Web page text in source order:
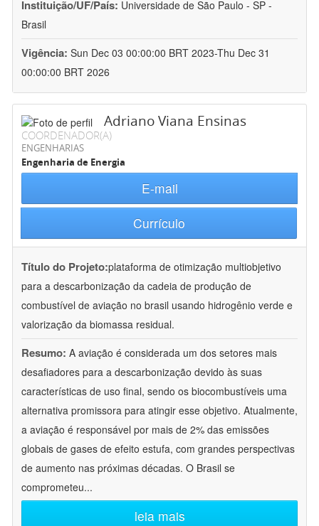
Instituição/UF/País: Universidade de São Paulo - SP -
Brasil
Vigência: Sun Dec 03 00:00:00 BRT 2023-Thu Dec 31
00:00:00 BRT 2026
Adriano Viana Ensinas
COORDENADOR(A)
ENGENHARIAS
Engenharia de Energia
E-mail
Currículo
Título do Projeto:plataforma de otimização multiobjetivo
para a descarbonização da cadeia de produção de
combustível de aviação no brasil usando hidrogênio verde e
valorização da biomassa residual.
Resumo: A aviação é considerada um dos setores mais
desafiadores para a descarbonização devido às suas
características de uso final, sendo os biocombustíveis uma
alternativa promissora para atingir esse objetivo. Atualmente,
a aviação é responsável por mais de 2% das emissões
globais de gases de efeito estufa, com grandes perspectivas
de aumento nas próximas décadas. O Brasil se
comprometeu...
leia mais